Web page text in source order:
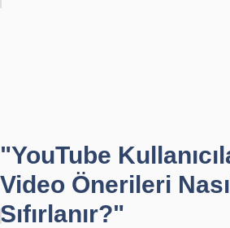
"YouTube
Video Önerileri
Sıfırlanır?"